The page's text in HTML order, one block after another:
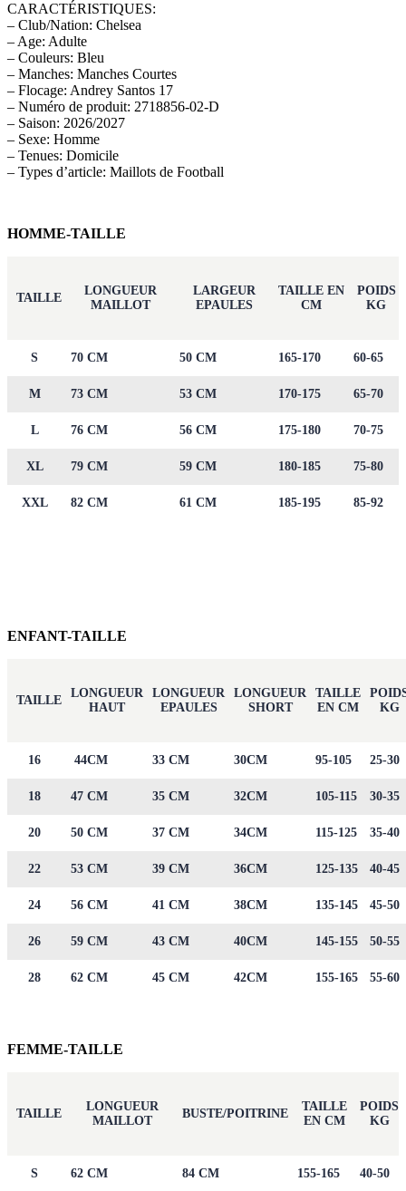
CARACTÉRISTIQUES:
– Club/Nation: Chelsea
– Age: Adulte
– Couleurs: Bleu
– Manches: Manches Courtes
– Flocage: Andrey Santos 17
– Numéro de produit: 2718856-02-D
– Saison: 2026/2027
– Sexe: Homme
– Tenues: Domicile
– Types d’article: Maillots de Football
HOMME-TAILLE
TAILLE
LONGUEUR
MAILLOT
LARGEUR
EPAULES
TAILLE EN
CM
POIDS
KG
S 70 CM 50 CM 165-170 60-65
M 73 CM 53 CM 170-175 65-70
L 76 CM 56 CM 175-180 70-75
XL 79 CM 59 CM 180-185 75-80
XXL 82 CM 61 CM 185-195 85-92
ENFANT-TAILLE
TAILLE
LONGUEUR
HAUT
LONGUEUR
EPAULES
LONGUEUR
SHORT
TAILLE
EN CM
KG
16 44CM 33 CM 30CM 95-105 25-30
18 47 CM 35 CM 32CM 105-115 30-35
20 50 CM 37 CM 34CM 115-125 35-40
22 53 CM 39 CM 36CM 125-135 40-45
24 56 CM 41 CM 38CM 135-145 45-50
26 59 CM 43 CM 40CM 145-155 50-55
28 62 CM 45 CM 42CM 155-165 55-60
FEMME-TAILLE
TAILLE
LONGUEUR
MAILLOT
BUSTE/POITRINE
TAILLE
EN CM
POIDS
KG
S 62 CM 84 CM 155-165 40-50